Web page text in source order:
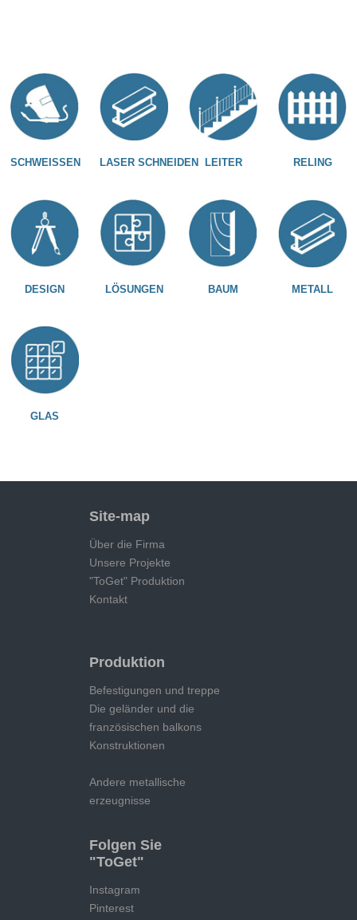
SCHWEISSEN LASER SCHNEIDEN LEITER RELING
DESIGN LÖSUNGEN BAUM METALL
GLAS
Site-map
Über die Firma
Unsere Projekte
"ToGet" Produktion
Kontakt
Produktion
Befestigungen und treppe
Die geländer und die
französischen balkons
Konstruktionen
Andere metallische
erzeugnisse
Folgen Sie
"ToGet"
Instagram
Pinterest